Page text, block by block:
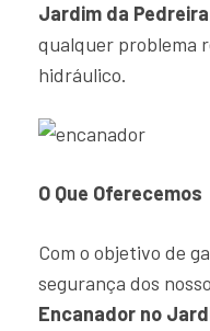
Jardim da Pedreira
qualquer problema
hidráulico.
O Que Oferecemos
Com o objetivo de
segurança dos
Encanador no